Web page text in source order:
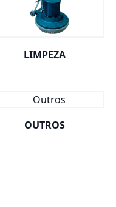
LIMPEZA
OUTROS